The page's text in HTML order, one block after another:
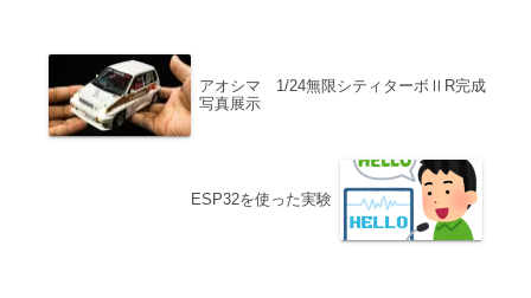
アオシマ 1/24無限シティターボⅡR完成
写真展示
ESP32を使った実験